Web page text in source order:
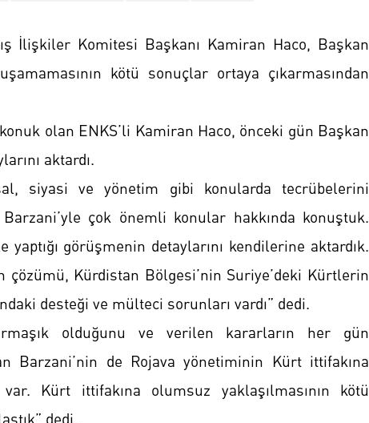
İlişkiler Komitesi Başkanı Kamiran Haco, Başkan
kötü sonuçlar ortaya çıkarmasından
olan ENKS’li Kamiran Haco, önceki gün Başkan
aktardı.
siyasi ve yönetim gibi konularda tecrübelerini
çok önemli konular hakkında konuştuk.
görüşmenin detaylarını kendilerine aktardık.
çözümü, Kürdistan Bölgesi’nin Suriye’deki Kürtlerin
desteği ve mülteci sorunları vardı” dedi.
olduğunu ve verilen kararların her gün
Barzani’nin de Rojava yönetiminin Kürt ittifakına
Kürt ittifakına olumsuz yaklaşılmasının kötü